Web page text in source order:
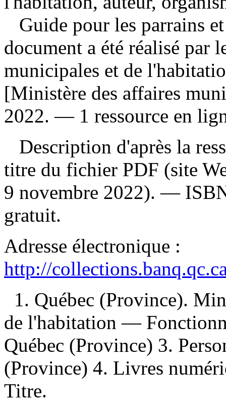
Guide pour les parrains
document a été réalisé par
municipales et de
[Ministère des affaires
2022. — 1 ressource en
Description d'après la
titre du fichier PDF (site
9 novembre 2022). —
gratuit.
Adresse électronique :
http://
1. Québec (Province).
de l'habitation —
Québec (Province) 3.
(Province) 4. Livres
Titre.